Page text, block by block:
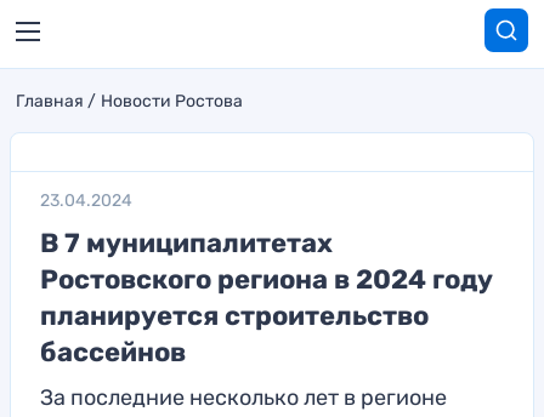
Главная Новости Ростова
23.04.2024
В 7 муниципалитетах
Ростовского региона в 2024 году
планируется строительство
бассейнов
За последние несколько лет в регионе